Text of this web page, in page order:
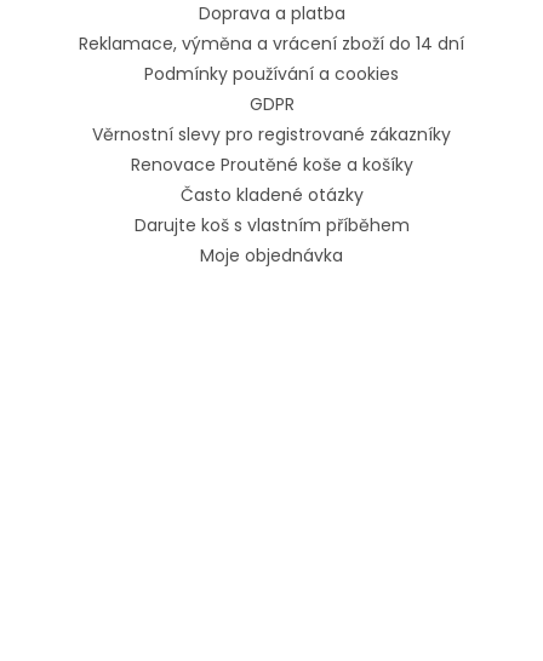
Doprava a platba
Reklamace, výměna a vrácení zboží do 14 dní
Podmínky používání a cookies
GDPR
Věrnostní slevy pro registrované zákazníky
Renovace Proutěné koše a košíky
Často kladené otázky
Darujte koš s vlastním příběhem
Moje objednávka